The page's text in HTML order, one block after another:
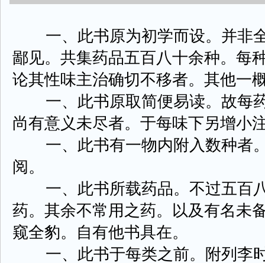
一、此书原为初学而设。并非
鄙见。共集药品五百八十余种。每
论其性味主治确切不移者。其他一
一、此书原取简便易读。故每
尚有意义未尽者。于每味下另增小
一、此书有一物内附入数种者
阅。
一、此书所载药品。不过五百
药。其余不常用之药。以及有名未
窥全豹。自有他书具在。
一、此书于每类之前。附列李